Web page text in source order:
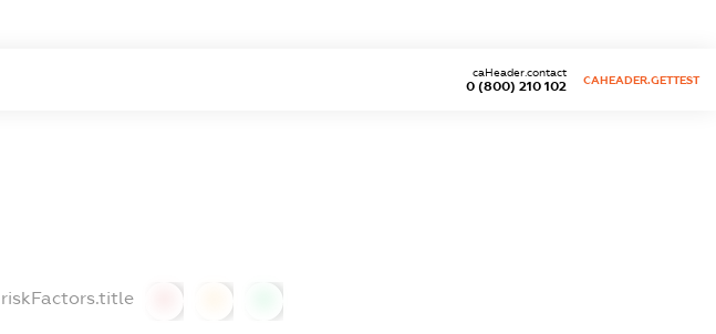
0 (800) 210 102
caHeader.contact
CAHEADER.GETTEST
riskFactors.title